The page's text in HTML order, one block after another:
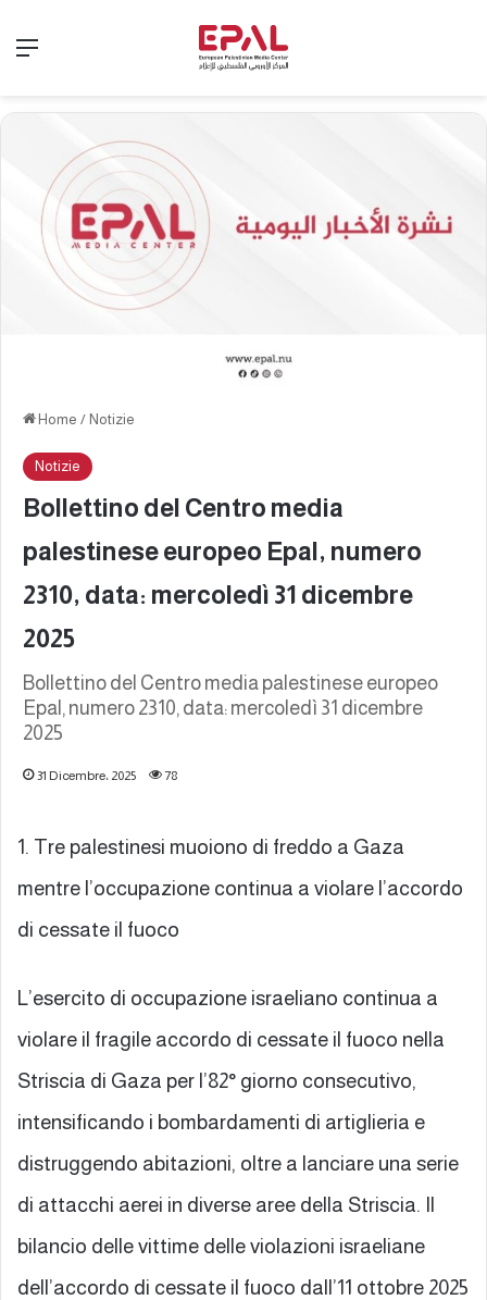
Home / Notizie
Notizie
Bollettino del Centro media
palestinese europeo Epal, numero
2310, data: mercoledì 31 dicembre
2025
Bollettino del Centro media palestinese europeo
Epal, numero 2310, data: mercoledì 31 dicembre
2025
31 Dicembre، 2025 78
1. Tre palestinesi muoiono di freddo a Gaza
mentre l’occupazione continua a violare l’accordo
di cessate il fuoco
L’esercito di occupazione israeliano continua a
violare il fragile accordo di cessate il fuoco nella
Striscia di Gaza per l’82° giorno consecutivo,
intensificando i bombardamenti di artiglieria e
distruggendo abitazioni, oltre a lanciare una serie
di attacchi aerei in diverse aree della Striscia. Il
bilancio delle vittime delle violazioni israeliane
dell’accordo di cessate il fuoco dall’11 ottobre 2025